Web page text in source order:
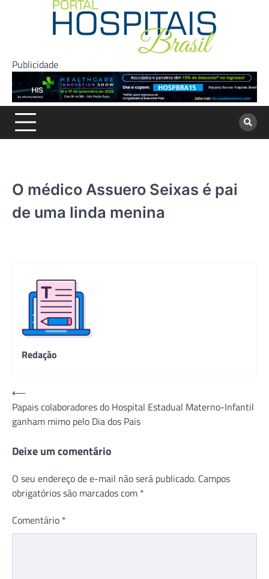
Publicidade
O médico Assuero Seixas é pai
de uma linda menina
Redação
Navegação
de
Post
⟵
Papais colaboradores do Hospital Estadual Materno-Infantil
ganham mimo pelo Dia dos Pais
Deixe um comentário
O seu endereço de e-mail não será publicado. Campos
obrigatórios são marcados com *
Comentário *